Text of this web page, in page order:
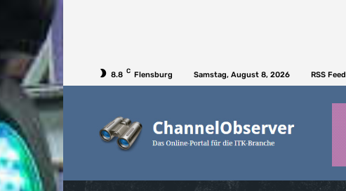
8.8 C Flensburg Samstag, August 8, 2026 RSS Feed